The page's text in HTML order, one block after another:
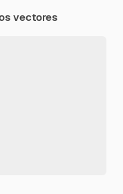
vectores